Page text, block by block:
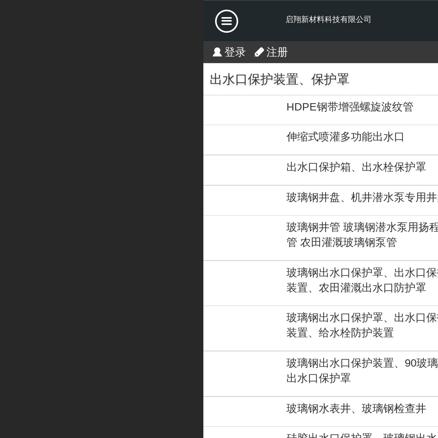
启翔新材料科技有限公司
登录 注册
出水口保护装置、保护罩
HDPE钢带增强螺旋波纹管
伸缩式喷灌多功能出水口
出水口保护箱、出水栓保护罩
玻璃钢井盘、机井潜水泵专用
玻璃钢井管 玻璃钢潜水泵用扬
管 农田灌溉玻璃钢泵管
玻璃钢出水口保护罩、出水口
装置、农田灌溉出水口防护罩
玻璃钢出水口保护罩、出水口
装置、给水栓防护装置
玻璃钢出水口保护装置、90玻
出水口保护罩
玻璃钢水表井、玻璃钢检查井